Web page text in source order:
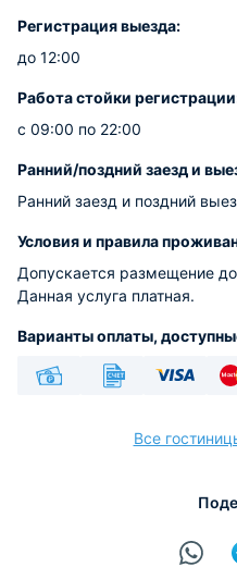
Регистрация выезда:
до 12:00
Работа стойки
с 09:00 по 22:00
Ранний/поздний заезд и
Ранний заезд и поздний
Условия и правила
Допускается размещение
Данная услуга платная.
Варианты оплаты,
Все